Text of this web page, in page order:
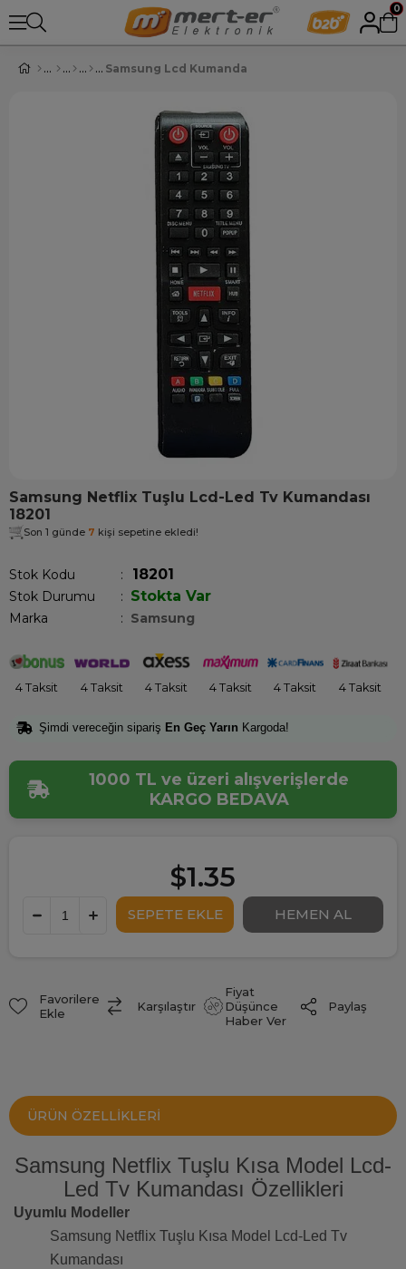
0
Samsung Lcd Kumanda
Samsung Netflix Tuşlu Lcd-Led Tv Kumandası
18201
Son 1 günde 7 kişi sepetine ekledi!
Stok Kodu 18201
Stok Durumu : Stokta Var
Marka : Samsung
4 Taksit 4 Taksit 4 Taksit 4 Taksit 4 Taksit 4 Taksit
Şimdi vereceğin sipariş En Geç Yarın Kargoda!
1000 TL ve üzeri alışverişlerde
KARGO BEDAVA
$1.35
Favorilere
Ekle
Karşılaştır
Fiyat
Düşünce
Haber Ver
Paylaş
ÜRÜN ÖZELLIKLERI
Samsung Netflix Tuşlu Kısa Model Lcd-
Led Tv Kumandası Özellikleri
Uyumlu Modeller
Samsung Netflix Tuşlu Kısa Model Lcd-Led Tv
Kumandası